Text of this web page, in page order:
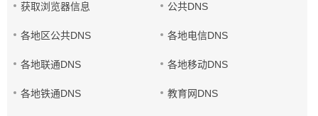
获取浏览器信息 公共DNS
各地区公共DNS 各地电信DNS
各地联通DNS 各地移动DNS
各地铁通DNS 教育网DNS